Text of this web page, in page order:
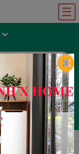
☰
Đăng nhập
An Lạc Từ